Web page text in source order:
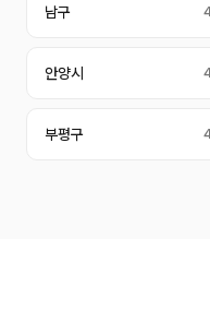
남구
안양시
부평구